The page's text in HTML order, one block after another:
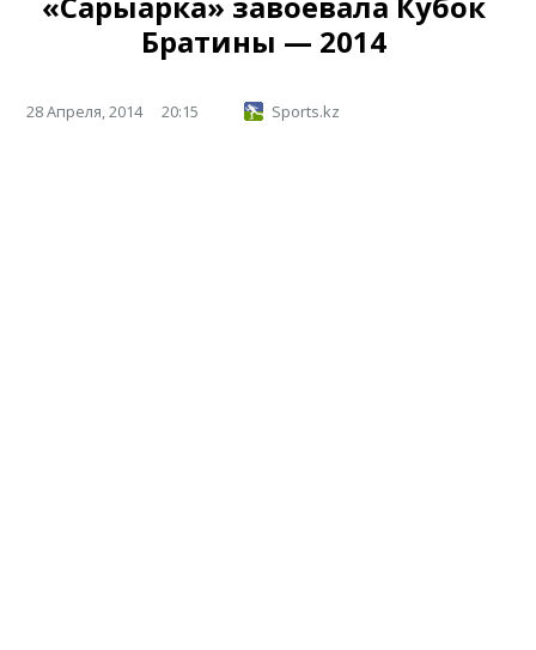
Братины — 2014
28 Апреля, 2014 20:15 Sports.kz